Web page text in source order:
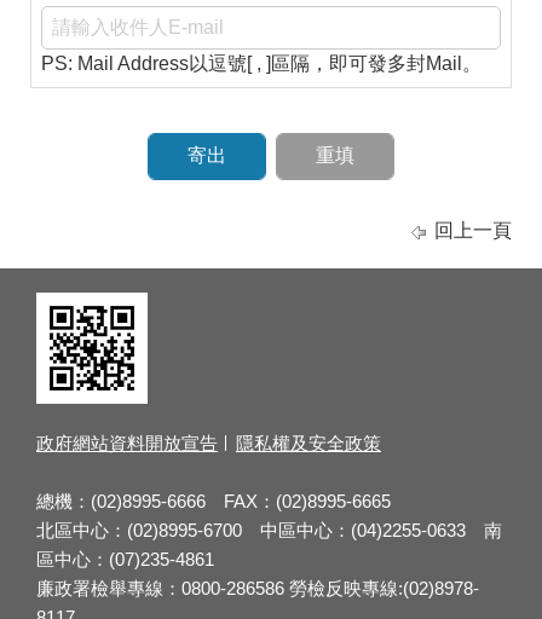
PS: Mail Address以逗號[ , ]區隔，即可發多封Mail。
回上一頁
政府網站資料開放宣告 隱私權及安全政策
總機：(02)8995-6666 FAX：(02)8995-6665
北區中心：(02)8995-6700 中區中心：(04)2255-0633 南
區中心：(07)235-4861
廉政署檢舉專線：0800-286586 勞檢反映專線:(02)8978-